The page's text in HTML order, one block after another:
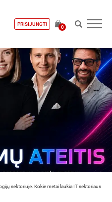
PRISIJUNGTI
0
sektoriuje. Kokie metai laukia IT sektoriaus